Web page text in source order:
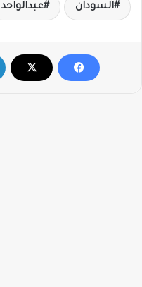
السودان عبدالواحد